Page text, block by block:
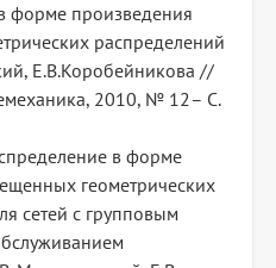
форме произведения
распределений
Е.В.Коробейникова //
2010, № 12– С.
в форме
геометрических
сетей с групповым